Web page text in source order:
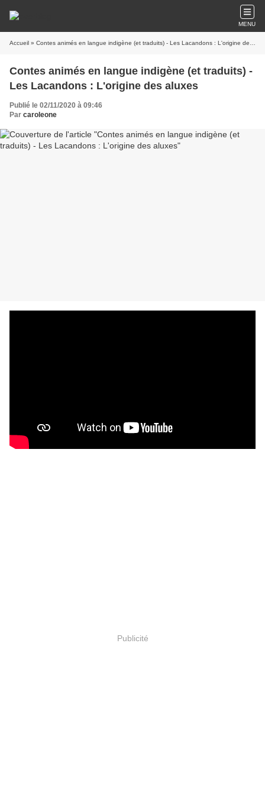
MENU
Accueil » Contes animés en langue indigène (et traduits) - Les Lacandons : L'origine des aluxes
Contes animés en langue indigène (et traduits) -
Les Lacandons : L'origine des aluxes
Publié le 02/11/2020 à 09:46
Par caroleone
Publicité